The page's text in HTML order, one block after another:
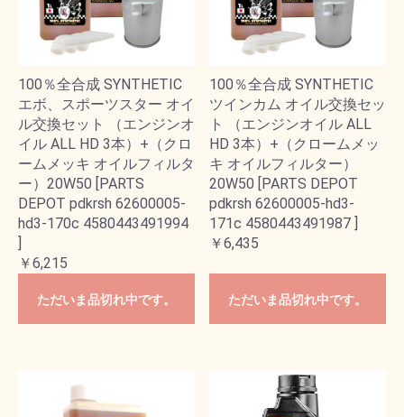
100％全合成 SYNTHETIC
エボ、スポーツスター オイ
ル交換セット （エンジンオ
イル ALL HD 3本）+（クロ
ームメッキ オイルフィルタ
ー）20W50 [PARTS
DEPOT pdkrsh 62600005-
hd3-170c 4580443491994
]
￥6,215
ただいま品切れ中です。
100％全合成 SYNTHETIC
ツインカム オイル交換セッ
ト （エンジンオイル ALL
HD 3本）+（クロームメッ
キ オイルフィルター）
20W50 [PARTS DEPOT
pdkrsh 62600005-hd3-
171c 4580443491987 ]
￥6,435
ただいま品切れ中です。